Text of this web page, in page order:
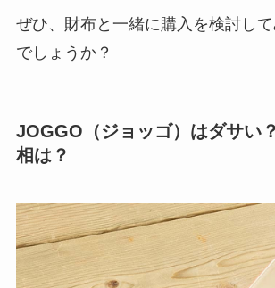
ぜひ、財布と一緒に購入を検討し
でしょうか？
JOGGO（ジョッゴ）はダサい
相は？